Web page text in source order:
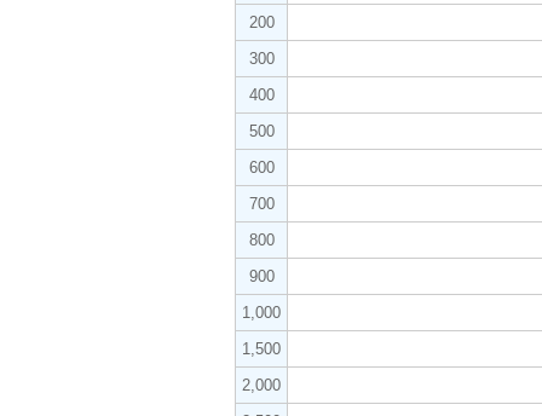
200
300
400
500
600
700
800
900
1,000
1,500
2,000